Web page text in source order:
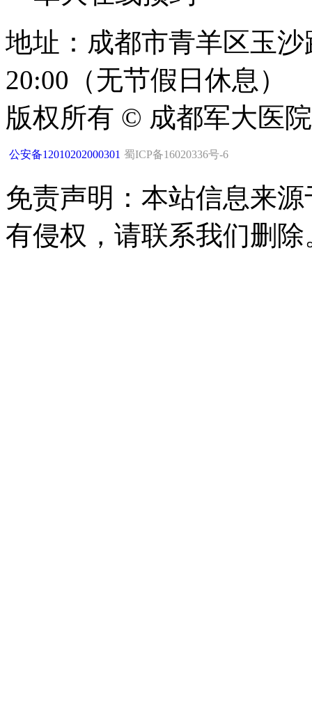
地址：成都市青羊区玉
20:00（无节假日休息）
版权所有 © 成都军大医
公安备12010202000301 蜀ICP备16020336号-6
免责声明：本站信息来
有侵权，请联系我们删除